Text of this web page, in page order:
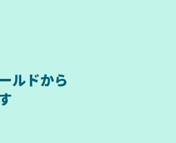
ルドから